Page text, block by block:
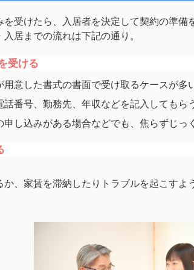
受けたら、入居者を決定して契約の準備
居までの流れは下記の通り。
受ける
用意した書式の書面で受け取るケースが
番号、勤務先、年収などを記入してもら
し込みがある場合などでも、焦らずじっ
、家賃を滞納したりトラブルを起こすよ